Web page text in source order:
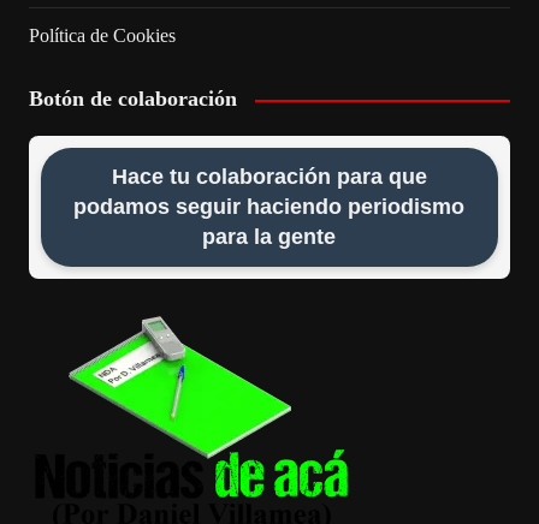
Política de Cookies
Botón de colaboración
Hace tu colaboración para que
podamos seguir haciendo periodismo
para la gente